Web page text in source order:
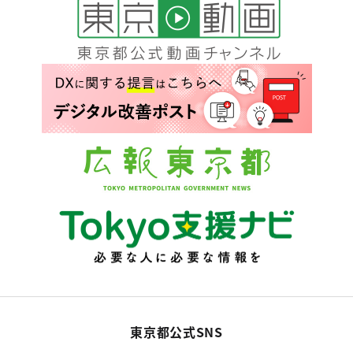
東京都公式SNS